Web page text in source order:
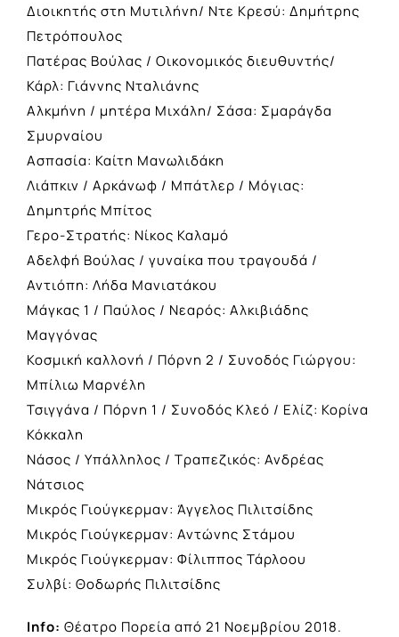
Διοικητής στη Μυτιλήνη/ Ντε Κρεσύ: Δημήτρης
Πετρόπουλος
Πατέρας Βούλας / Οικονομικός διευθυντής/
Κάρλ: Γιάννης Νταλιάνης
Αλκμήνη / μητέρα Μιχάλη/ Σάσα: Σμαράγδα
Σμυρναίου
Ασπασία: Καίτη Μανωλιδάκη
Λιάπκιν / Αρκάνωφ / Μπάτλερ / Μόγιας:
Δημητρής Μπίτος
Γερο-Στρατής: Νίκος Καλαμό
Αδελφή Βούλας / γυναίκα που τραγουδά /
Αντιόπη: Λήδα Μανιατάκου
Μάγκας 1 / Παύλος / Νεαρός: Αλκιβιάδης
Μαγγόνας
Κοσμική καλλονή / Πόρνη 2 / Συνοδός Γιώργου:
Μπίλιω Μαρνέλη
Τσιγγάνα / Πόρνη 1 / Συνοδός Κλεό / Ελίζ: Κορίνα
Κόκκαλη
Νάσος / Υπάλληλος / Τραπεζικός: Ανδρέας
Νάτσιος
Μικρός Γιούγκερμαν: Άγγελος Πιλιτσίδης
Μικρός Γιούγκερμαν: Αντώνης Στάμου
Μικρός Γιούγκερμαν: Φίλιππος Τάρλοου
Συλβί: Θοδωρής Πιλιτσίδης
Ιnfo: Θέατρο Πορεία από 21 Νοεμβρίου 2018.